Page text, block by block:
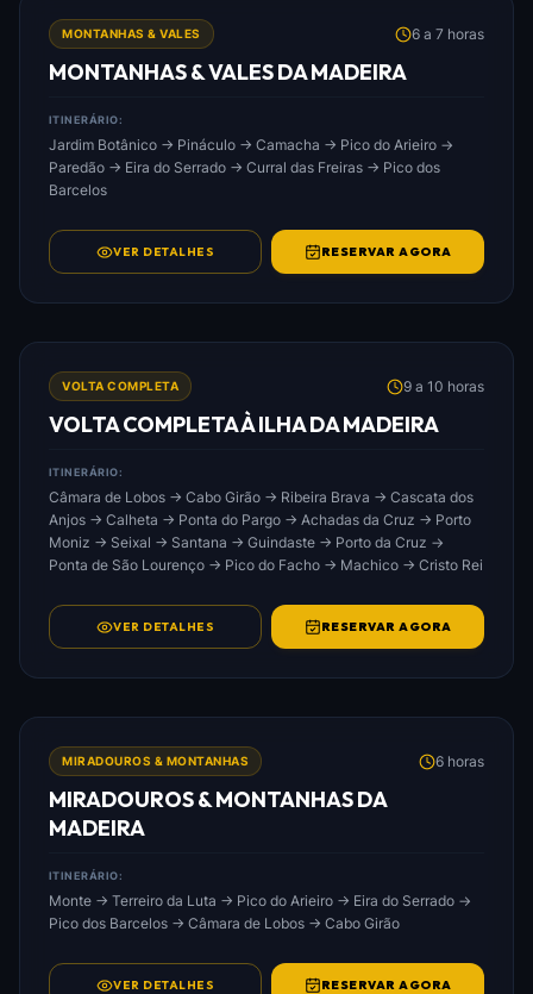
MONTANHAS & VALES
6 a 7 horas
MONTANHAS & VALES DA MADEIRA
ITINERÁRIO:
Jardim Botânico → Pináculo → Camacha → Pico do Arieiro →
Paredão → Eira do Serrado → Curral das Freiras → Pico dos
Barcelos
VER DETALHES RESERVAR AGORA
VOLTA COMPLETA
9 a 10 horas
VOLTA COMPLETA À ILHA DA MADEIRA
ITINERÁRIO:
Câmara de Lobos → Cabo Girão → Ribeira Brava → Cascata dos
Anjos → Calheta → Ponta do Pargo → Achadas da Cruz → Porto
Moniz → Seixal → Santana → Guindaste → Porto da Cruz →
Ponta de São Lourenço → Pico do Facho → Machico → Cristo Rei
VER DETALHES RESERVAR AGORA
MIRADOUROS & MONTANHAS
6 horas
MIRADOUROS & MONTANHAS DA
MADEIRA
ITINERÁRIO:
Monte → Terreiro da Luta → Pico do Arieiro → Eira do Serrado →
Pico dos Barcelos → Câmara de Lobos → Cabo Girão
VER DETALHES RESERVAR AGORA